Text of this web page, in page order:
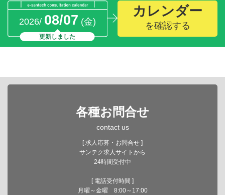
2026/ 08/07 (金)
更新しました
カレンダー
を確認する
各種お問合せ
contact us
[ 求人応募・お問合せ ]
サンテク求人サイトから
24時間受付中
[ 電話受付時間 ]
月曜～金曜 8:00～17:00